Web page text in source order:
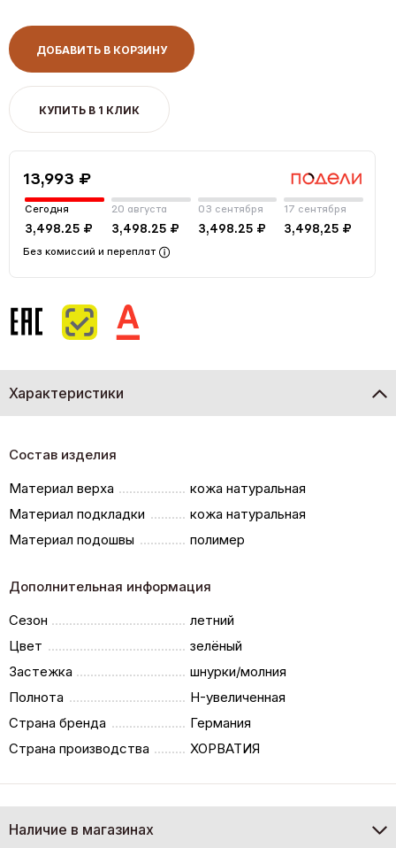
ДОБАВИТЬ В КОРЗИНУ
КУПИТЬ В 1 КЛИК
13,993 ₽
Сегодня
3,498.25 ₽
20 августа
3,498.25 ₽
03 сентября
3,498.25 ₽
17 сентября
3,498,25 ₽
Без комиссий и переплат
Характеристики
Состав изделия
Материал верха
кожа натуральная
Материал подкладки
кожа натуральная
Материал подошвы
полимер
Дополнительная информация
Сезон
летний
Цвет
зелёный
Застежка
шнурки/молния
Полнота
H-увеличенная
Страна бренда
Германия
Страна производства
ХОРВАТИЯ
Наличие в магазинах